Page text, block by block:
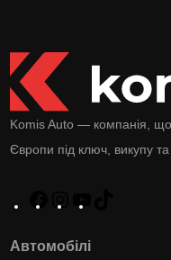
Komis Auto — компанія,
Європи під ключ, викупу та
Автомобілі